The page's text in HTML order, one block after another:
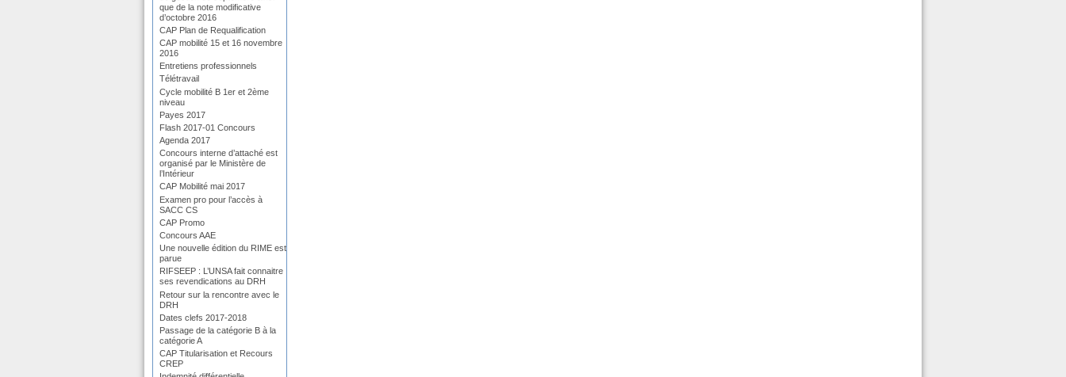
que de la note modificative
d’octobre 2016
CAP Plan de Requalification
CAP mobilité 15 et 16 novembre
2016
Entretiens professionnels
Télétravail
Cycle mobilité B 1er et 2ème
niveau
Payes 2017
Flash 2017-01 Concours
Agenda 2017
Concours interne d’attaché est
organisé par le Ministère de
l’Intérieur
CAP Mobilité mai 2017
Examen pro pour l’accès à
SACC CS
CAP Promo
Concours AAE
Une nouvelle édition du RIME est
parue
RIFSEEP : L’UNSA fait connaitre
ses revendications au DRH
Retour sur la rencontre avec le
DRH
Dates clefs 2017-2018
Passage de la catégorie B à la
catégorie A
CAP Titularisation et Recours
CREP